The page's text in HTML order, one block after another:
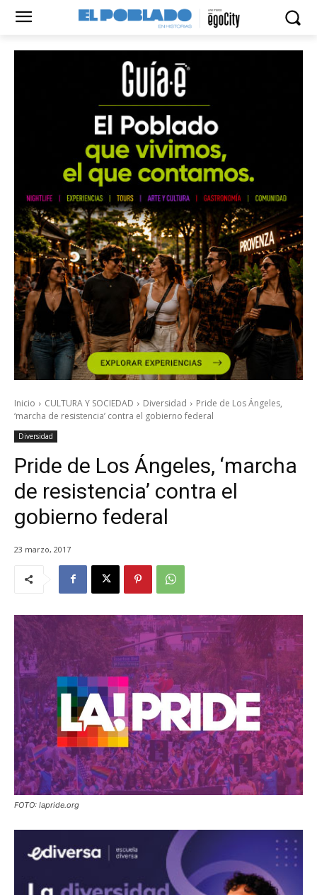
Inicio CULTURA Y SOCIEDAD Diversidad
Pride de Los Ángeles,
‘marcha de resistencia’ contra el gobierno federal
Diversidad
Pride de Los Ángeles, ‘marcha
de resistencia’ contra el
gobierno federal
23 marzo, 2017
FOTO: lapride.org